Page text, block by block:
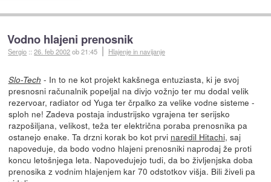
Vodno hlajeni prenosnik
Sergio ::26. feb 2002ob 21:45 Hlajenje in navijanje
Slo-Tech - In to ne kot projekt kakšnega entuziasta, ki je svoj
presnosni računalnik popeljal na divjo vožnjo ter mu dodal velik
rezervoar, radiator od Yuga ter črpalko za velike vodne sisteme -
sploh ne! Zadeva postaja industrijsko vgrajena ter serijsko
razpošiljana, velikost, teža ter električna poraba prenosnika pa
ostanejo enake. Ta drzni korak bo kot prvi naredil Hitachi, saj
napoveduje, da bodo vodno hlajeni prenosniki naprodaj že proti
koncu letošnjega leta. Napovedujejo tudi, da bo življenjska doba
prenosika z vodnim hlajenjem kar 70 odstotkov višja. Bili živeli pa